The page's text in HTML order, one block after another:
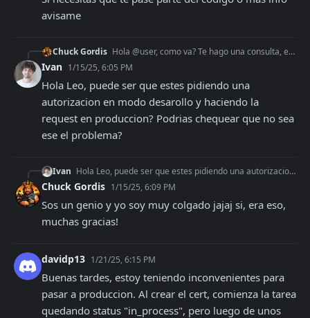
avisame
Chuck Gordis Hola @user, como va? Te hago una consulta, estoy tratando de pasar de desarrollo a producción y me genera el siguiente error: "ValidacionDeToken: Error al veri
Ivan 1/15/25, 6:05 PM
Hola Leo, puede ser que estes pidiendo una
autorizacion en modo desarollo y haciendo la
request en produccion? Podrias chequear que no sea
ese el problema?
Ivan Hola Leo, puede ser que estes pidiendo una autorizacion en modo desarollo y haciendo la request en produccion? Podrias chequear que no sea ese el problema?
Chuck Gordis 1/15/25, 6:09 PM
Sos un genio y yo soy muy colgado jajaj si, era eso,
muchas gracias!
davidp13 1/21/25, 6:15 PM
Buenas tardes, estoy teniendo inconvenientes para
pasar a produccion. Al crear el cert, comienza la tarea
quedando status "in_process", pero luego de unos